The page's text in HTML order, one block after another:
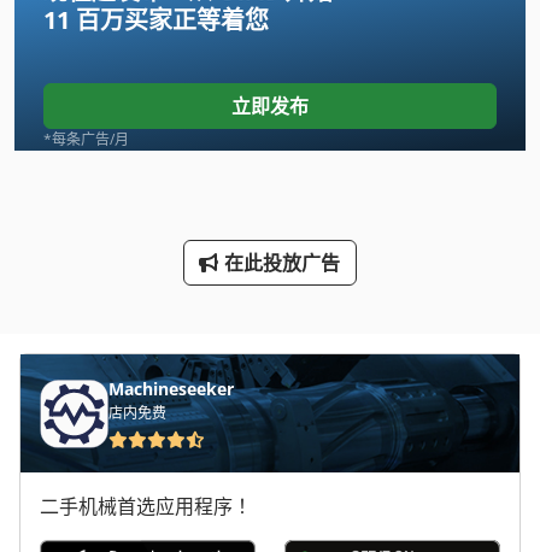
托盘分配器
托盘升降台
托盘升降机
托盘车
折叠单元
11 百万买家正等着您
立即发布
*每条广告/月
在此投放广告
Machineseeker
店内免费
二手机械首选应用程序！